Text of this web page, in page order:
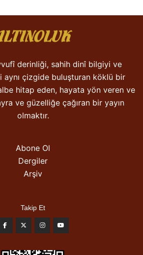
derinliği, sahih dinî bilgiyi ve
aynı çizgide buluşturan köklü bir
hitap eden, hayata yön veren ve
ve güzelliğe çağıran bir yayın
olmaktır.
Abone Ol
Dergiler
Arşiv
Takip Et